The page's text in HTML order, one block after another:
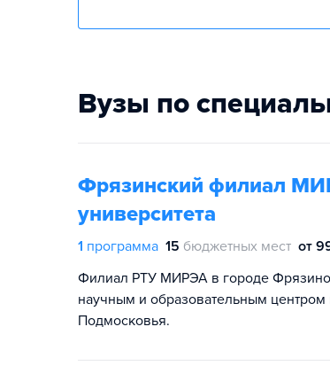
Вузы по
Фрязинский филиал
университета
1 программа 15 бюджетных мест от
Филиал РТУ МИРЭА в городе Фрязино
научным и образовательным центром
Подмосковья.